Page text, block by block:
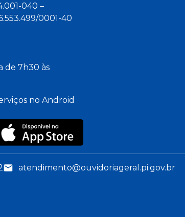
040 –
0001-40
de 7h30 às
no Android
atendimento@ouvidoriageral.pi.gov.br